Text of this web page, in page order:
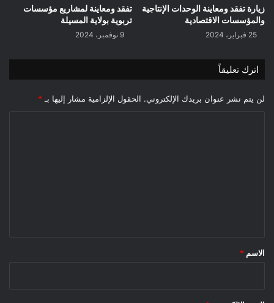
زيارة تفقد ومعاينة الوحدات الإنتاجية
والمؤسسات الاقتصادية
25 فبراير، 2024
تفقد ومعاينة لمشاريع مؤسسات
تربوية بولاية المسيلة
9 نوفمبر، 2024
اترك تعليقاً
لن يتم نشر عنوان بريدك الإلكتروني. الحقول الإلزامية مشار إليها بـ *
*
الاسم *